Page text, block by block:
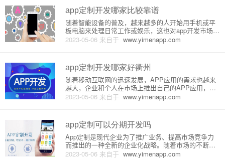
牌的信任感等
app定制开发哪家比较靠谱
2023-05-06 来自于 www.yimenapp.com
随着智能设备的普及，越来越多的人开始用手机或平
板电脑来处理日常工作或娱乐，这也对app开发市场的
需求带来了一个巨大的机会。很多公司或个人选择开
发自己的应用程序来吸引用户，并且也有很多公司专
司，来开发适合自己需求的
app定制开发哪家好衢州
2023-05-06 来自于 www.yimenapp.com
随着移动互联网的迅速发展，APP应用的需求也越来
越大，企业和个人在市场上推出自己的APP应用，以
满足用户的需求。但是对于那些没有技术或精力来开
发自己APP应用人士来说，往往需要一个专业的APP
哪家好衢州，以
app定制可以分期开发吗
2023-05-06 来自于 www.yimenapp.com
App定制是现代企业为了推广业务、提高市场竞争力
而推出的一种全新的企业化战略。随着市场的不断变
化和社会需求的不断增长，越来越多的企业开始关注
并投入到App定制的研究和开发中。而App定制分期开